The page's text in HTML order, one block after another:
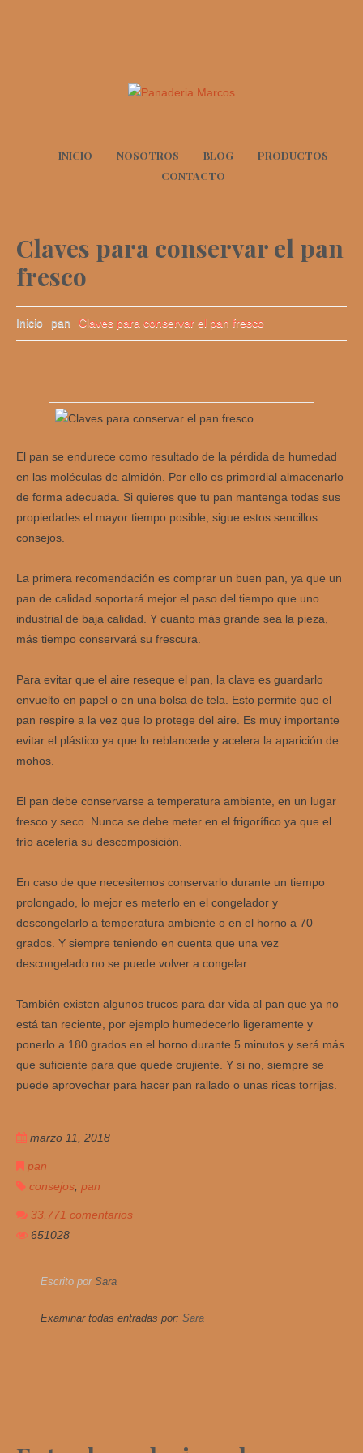
INICIO NOSOTROS BLOG
PRODUCTOS
CONTACTO
Claves para conservar el pan
fresco
Inicio pan Claves para conservar el pan fresco
El pan se endurece como resultado de la pérdida de humedad
en las moléculas de almidón. Por ello es primordial almacenarlo
de forma adecuada. Si quieres que tu pan mantenga todas sus
propiedades el mayor tiempo posible, sigue estos sencillos
consejos.
La primera recomendación es comprar un buen pan, ya que un
pan de calidad soportará mejor el paso del tiempo que uno
industrial de baja calidad. Y cuanto más grande sea la pieza,
más tiempo conservará su frescura.
Para evitar que el aire reseque el pan, la clave es guardarlo
envuelto en papel o en una bolsa de tela. Esto permite que el
pan respire a la vez que lo protege del aire. Es muy importante
evitar el plástico ya que lo reblancede y acelera la aparición de
mohos.
El pan debe conservarse a temperatura ambiente, en un lugar
fresco y seco. Nunca se debe meter en el frigorífico ya que el
frío acelería su descomposición.
En caso de que necesitemos conservarlo durante un tiempo
prolongado, lo mejor es meterlo en el congelador y
descongelarlo a temperatura ambiente o en el horno a 70
grados. Y siempre teniendo en cuenta que una vez
descongelado no se puede volver a congelar.
También existen algunos trucos para dar vida al pan que ya no
está tan reciente, por ejemplo humedecerlo ligeramente y
ponerlo a 180 grados en el horno durante 5 minutos y será más
que suficiente para que quede crujiente. Y si no, siempre se
puede aprovechar para hacer pan rallado o unas ricas torrijas.
marzo 11, 2018
pan
consejos, pan
33.771 comentarios
651028
Escrito por Sara
Examinar todas entradas por: Sara